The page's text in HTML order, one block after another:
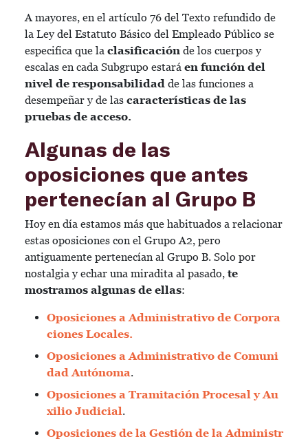
A mayores, en el artículo 76 del Texto refundido de
la Ley del Estatuto Básico del Empleado Público se
especifica que la clasificación de los cuerpos y
escalas en cada Subgrupo estará en función del
nivel de responsabilidad de las funciones a
desempeñar y de las características de las
pruebas de acceso.
Algunas de las
oposiciones que antes
pertenecían al Grupo B
Hoy en día estamos más que habituados a relacionar
estas oposiciones con el Grupo A2, pero
antiguamente pertenecían al Grupo B. Solo por
nostalgia y echar una miradita al pasado, te
mostramos algunas de ellas:
Oposiciones a Administrativo de Corpora
ciones Locales.
Oposiciones a Administrativo de Comuni
dad Autónoma.
Oposiciones a Tramitación Procesal y Au
xilio Judicial.
Oposiciones de la Gestión de la Administr